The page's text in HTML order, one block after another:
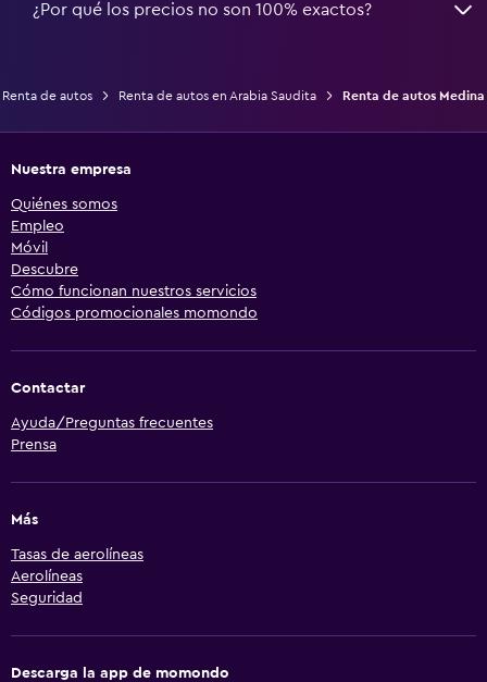
¿Por qué los precios no son 100% exactos?
Renta de autos Renta de autos en Arabia Saudita Renta de autos Medina
Nuestra empresa
Quiénes somos
Empleo
Móvil
Descubre
Cómo funcionan nuestros servicios
Códigos promocionales momondo
Contactar
Ayuda/Preguntas frecuentes
Prensa
Más
Tasas de aerolíneas
Aerolíneas
Seguridad
Descarga la app de momondo